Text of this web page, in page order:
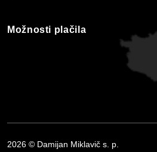
Možnosti plačila
2026 © Damijan Miklavič s. p.